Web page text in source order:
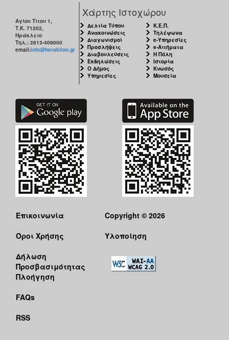
Αγίου Τίτου 1,
Τ.Κ. 71202,
Ηράκλειο
Τηλ.: 2813-409000
email:info@heraklion.gr
Χάρτης Ιστοχώρου
Δελτία Τύπου
Ανακοινώσεις
Διαγωνισμοί
Προσλήψεις
Διαβουλεύσεις
Εκδηλώσεις
Ο Δήμος
Υπηρεσίες
Κ.Ε.Π.
Τηλέφωνα
e-Υπηρεσίες
e-Αιτήματα
Η Πόλη
Ιστορία
Κνωσός
Μουσεία
Επικοινωνία
Όροι Χρήσης
Δήλωση
Προσβασιμότητας
Πλοήγηση
FAQs
RSS
Copyright © 2026
Υλοποίηση